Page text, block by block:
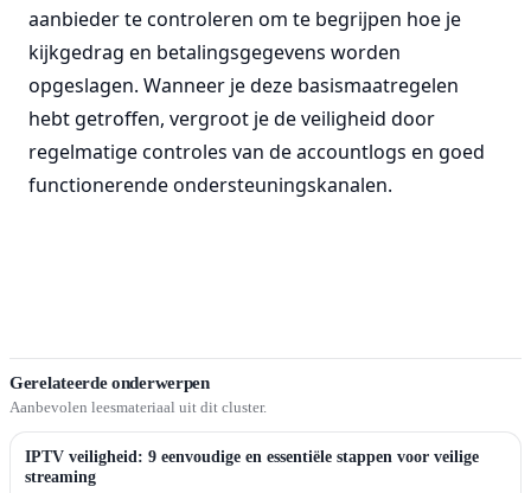
aanbieder te controleren om te begrijpen hoe je
kijkgedrag en betalingsgegevens worden
opgeslagen. Wanneer je deze basismaatregelen
hebt getroffen, vergroot je de veiligheid door
regelmatige controles van de accountlogs en goed
functionerende ondersteuningskanalen.
Gerelateerde onderwerpen
Aanbevolen leesmateriaal uit dit cluster.
IPTV veiligheid: 9 eenvoudige en essentiële stappen voor veilige
streaming